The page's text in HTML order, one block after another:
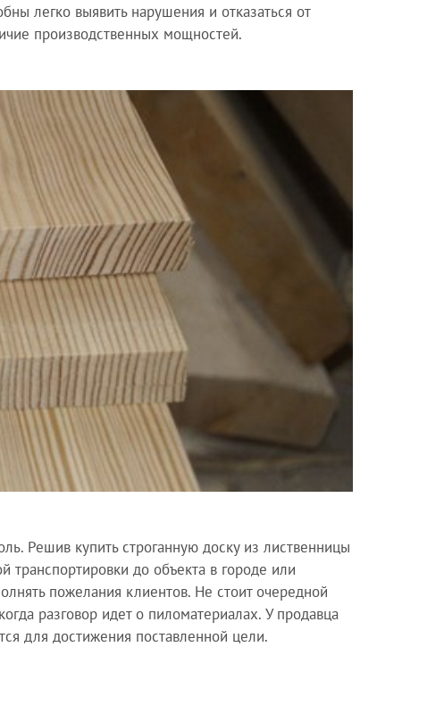
легко выявить нарушения и отказаться от
производственных мощностей.
Решив купить строганную доску из лиственницы
до объекта в городе или
пожелания клиентов. Не стоит очередной
разговор идет о пиломатериалах. У продавца
для достижения поставленной цели.